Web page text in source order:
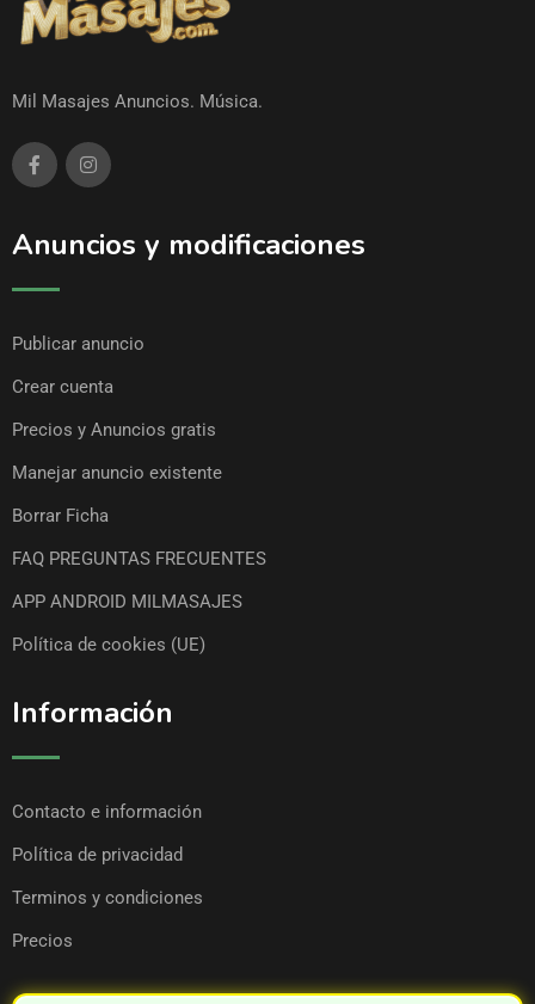
Mil Masajes Anuncios. Música.
Anuncios y modificaciones
Publicar anuncio
Crear cuenta
Precios y Anuncios gratis
Manejar anuncio existente
Borrar Ficha
FAQ PREGUNTAS FRECUENTES
APP ANDROID MILMASAJES
Política de cookies (UE)
Información
Contacto e información
Política de privacidad
Terminos y condiciones
Precios